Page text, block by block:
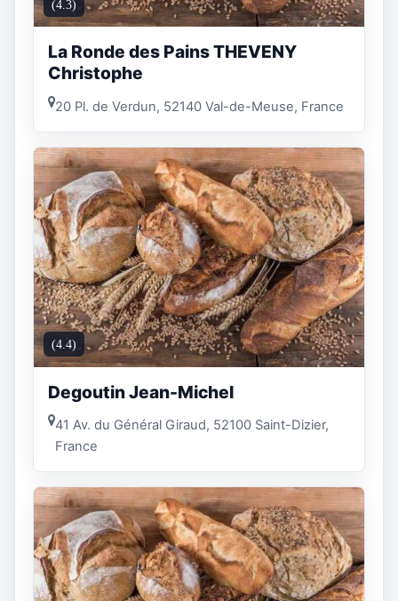
(4.3)
La Ronde des Pains THEVENY
Christophe
20 Pl. de Verdun, 52140 Val-de-Meuse, France
(4.4)
Degoutin Jean-Michel
41 Av. du Général Giraud, 52100 Saint-Dizier,
France